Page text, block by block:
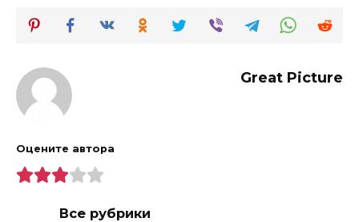
Great Picture
Оцените автора
Все рубрики